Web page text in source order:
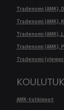
Tradenomi
Tradenomi
Tradenomi (AMK),
Tradenomi (AMK),
Tradenomi
AMK-tutkinnot